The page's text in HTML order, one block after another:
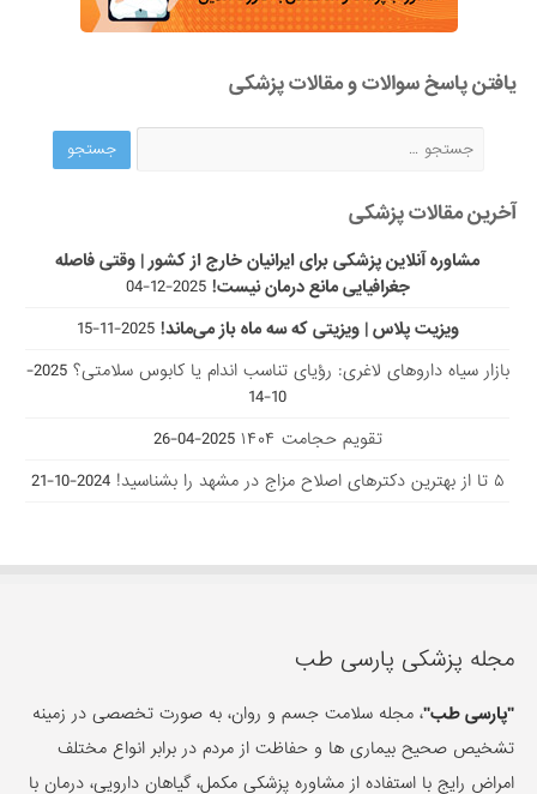
یافتن پاسخ سوالات و مقالات پزشکی
آخرین مقالات پزشکی
مشاوره آنلاین پزشکی برای ایرانیان خارج از کشور | وقتی فاصله
جغرافیایی مانع درمان نیست! 2025-12-04
ویزیت پلاس | ویزیتی که سه ماه باز می‌ماند! 2025-11-15
بازار سیاه داروهای لاغری: رؤیای تناسب اندام یا کابوس سلامتی؟
2025-
10-14
تقویم حجامت ۱۴۰۴
2025-04-26
۵ تا از بهترین دکتر‌های اصلاح مزاج در مشهد را بشناسید!
2024-10-21
مجله پزشکی پارسی طب
"پارسی طب"، مجله سلامت جسم و روان، به صورت تخصصی در زمینه
تشخیص صحیح بیماری ها و حفاظت از مردم در برابر انواع مختلف
امراض رایج با استفاده از مشاوره پزشکی مکمل، گیاهان دارویی، درمان با